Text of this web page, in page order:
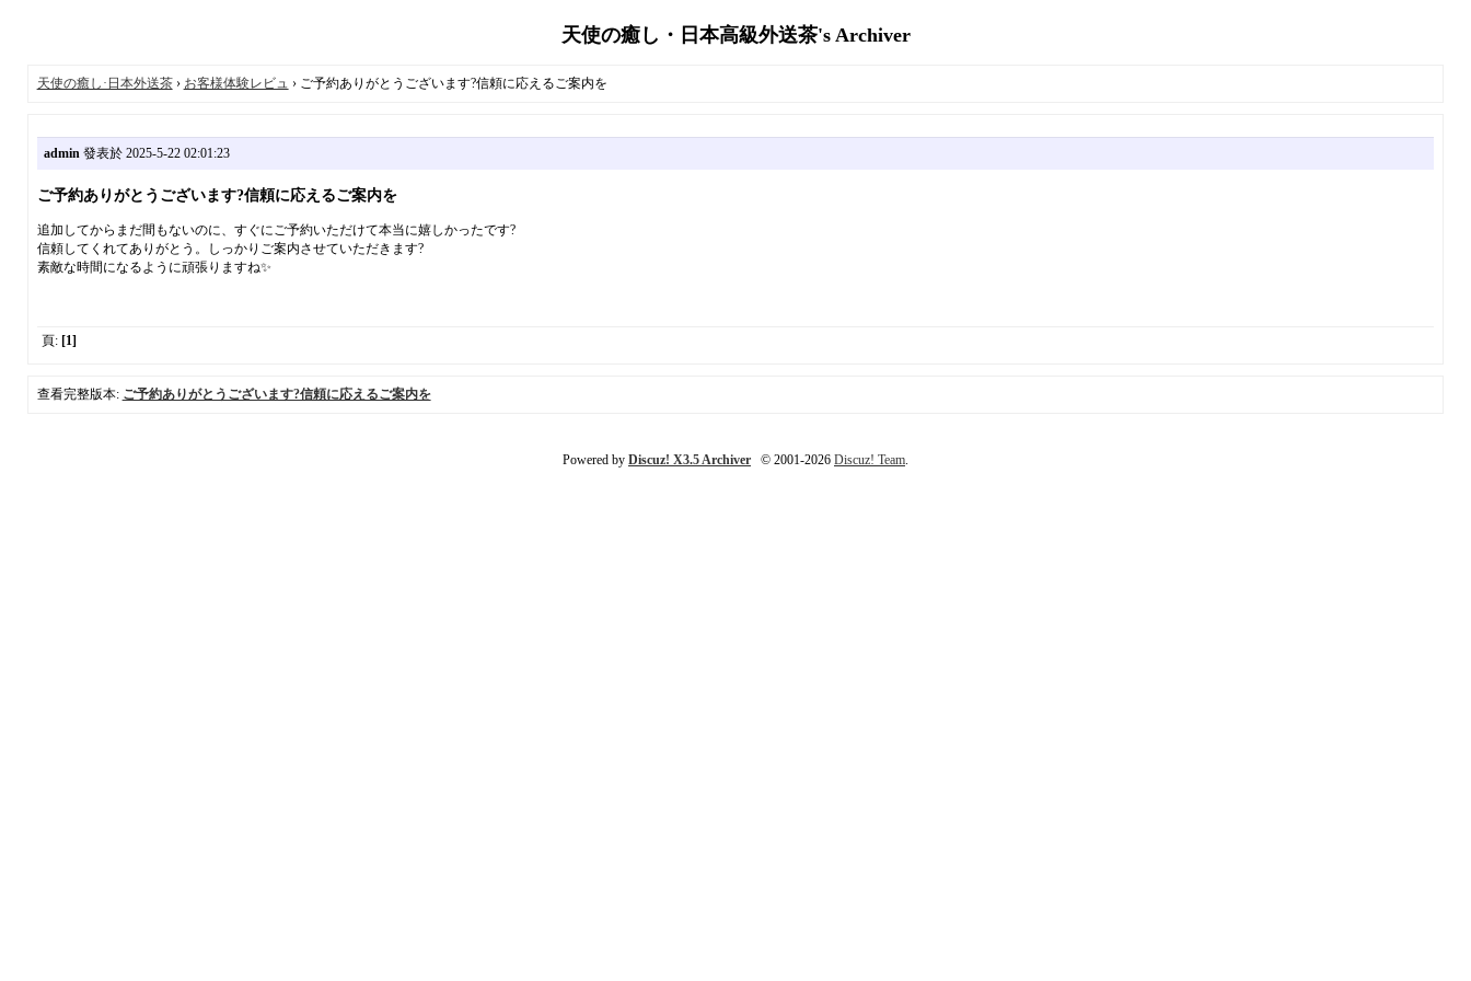
天使の癒し・日本高級外送茶's Archiver
天使の癒し·日本外送茶› お客様体験レビュ › ご予約ありがとうございます?信頼に応えるご案内を
admin發表於 2025-5-22 02:01:23
ご予約ありがとうございます?信頼に応えるご案内を
追加してからまだ間もないのに、すぐにご予約いただけて本当に嬉しかったです?
信頼してくれてありがとう。しっかりご案内させていただきます?
素敵な時間になるように頑張りますね✨
頁: [1]
查看完整版本: ご予約ありがとうございます?信頼に応えるご案内を
Powered by Discuz! X3.5 Archiver © 2001-2026 Discuz! Team.